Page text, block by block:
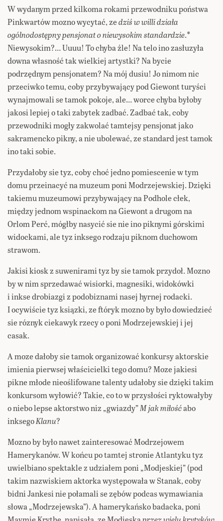
W wydanym przed kilkoma rokami przewodniku poństwa
Pinkwartów mozno wycytać, zedziś w willi działa
ogólnodostępny pensjonat o niewysokim standardzie.*
Niewysokim?… Uuuu! To chyba źle! Na telo ino zasłuzyła
downa własność tak wielkiej artystki? Na bycie
podrzędnym pensjonatem? Na mój dusiu! Jo nimom nic
przeciwko temu, coby przybywający pod Giewont turyści
wynajmowali se tamok pokoje, ale… worce chyba byłoby
jakosi lepiej o taki zabytek zadbać. Zadbać tak, coby
przewodniki mogły zakwolać tamtejsy pensjonat jako
sakramencko pikny, a nie ubolewać, ze standard jest tamok
ino taki sobie.
Przydałoby sie tyz, coby choć jedno pomiescenie w tym
domu przeinacyć na muzeum poni Modrzejewskiej. Dzięki
takiemu muzeumowi przybywający na Podhole cłek,
między jednom wspinackom na Giewont a drugom na
Orlom Perć, mógłby nasycić sie nie ino piknymi górskimi
widockami, ale tyz inksego rodzaju piknom duchowom
strawom.
Jakisi kiosk z suwenirami tyz by sie tamok przydoł. Mozno
by w nim sprzedawać wisiorki, magnesiki, widokówki
i inkse drobiazgi z podobiznami nasej hyrnej rodacki.
I ocywiście tyz ksiązki, ze ftóryk mozno by było dowiedzieć
sie róznyk ciekawyk rzecy o poni Modrzejewskiej i jej
casak.
A moze dałoby sie tamok organizować konkursy aktorskie
imienia pierwsej właścicielki tego domu? Moze jakiesi
pikne młode nieoślifowane talenty udałoby sie dzięki takim
konkursom wyłowić? Takie, co to w przysłości ryktowałyby
o niebo lepse aktorstwo niz „gwiazdy”M jak miłośćabo
inksegoKlanu?
Mozno by było nawet zainteresować Modrzejowem
Hamerykanów. W końcu po tamtej stronie Atlantyku tyz
uwielbiano spektakle z udziałem poni „Modjeskiej” (pod
takim nazwiskiem aktorka występowała w Stanak, coby
bidni Jankesi nie połamali se zębów podcas wymawiania
słowa „Modrzejewska”). A hamerykańsko badacka, poni